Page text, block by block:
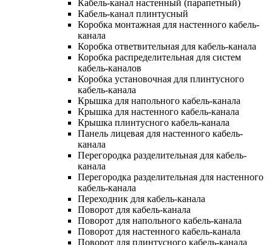
Кабель-канал настенный (парапетный)
Кабель-канал плинтусный
Коробка монтажная для настенного кабель-
канала
Коробка ответвительная для кабель-канала
Коробка распределительная для систем
кабель-каналов
Коробка установочная для плинтусного
кабель-канала
Крышка для напольного кабель-канала
Крышка для настенного кабель-канала
Крышка плинтусного кабель-канала
Панель лицевая для настенного кабель-
канала
Перегородка разделительная для кабель-
канала
Перегородка разделительная для настенного
кабель-канала
Переходник для кабель-канала
Поворот для кабель-канала
Поворот для напольного кабель-канала
Поворот для настенного кабель-канала
Поворот для плинтусного кабель-канала